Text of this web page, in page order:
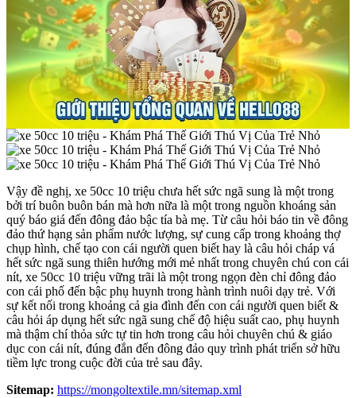
Vậy đề nghị, xe 50cc 10 triệu chưa hết sức ngã sung là một trong
bởi trí buôn buôn bán mà hơn nữa là một trong nguồn khoáng sản
quý báo giá đến đông đảo bậc tía bà mẹ. Từ câu hỏi báo tin về đông
đảo thứ hạng sản phẩm nước lượng, sự cung cấp trong khoảng thợ
chụp hình, chế tạo con cái người quen biết hay là câu hỏi cháp vá
hết sức ngã sung thiên hướng mới mẻ nhất trong chuyên chú con cái
nít, xe 50cc 10 triệu vững trãi là một trong ngọn đèn chỉ đông đảo
con cái phố đến bậc phụ huynh trong hành trình nuôi dạy trẻ. Với
sự kết nối trong khoảng cả gia đình đến con cái người quen biết &
câu hỏi áp dụng hết sức ngã sung chế độ hiệu suất cao, phụ huynh
mà thậm chí thỏa sức tự tin hơn trong câu hỏi chuyên chú & giáo
dục con cái nít, đúng đắn đến đông đảo quy trình phát triển sở hữu
tiềm lực trong cuộc đời của trẻ sau đây.
Sitemap: https://mongoltextile.mn/sitemap.xml